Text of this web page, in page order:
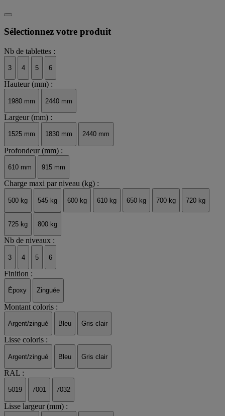
Sélectionnez votre produit
Nb de tablettes :
3 4 5 6
Hauteur (mm) :
1980 mm 2440 mm
Largeur (mm) :
1525 mm 1830 mm 2440 mm
Profondeur (mm) :
610 mm 915 mm
Charge maxi par niveau (kg) :
500 kg 545 kg 600 kg 610 kg 650 kg 700 kg 720 kg
725 kg 800 kg
Nb de niveaux :
3 4 5 6
Finition :
Époxy Zinguée
Montant coloris :
Argent/zingué Bleu Gris clair
Lisse coloris :
Argent/zingué Bleu Gris clair
RAL :
5019 7001 7032
Lisse largeur (mm) :